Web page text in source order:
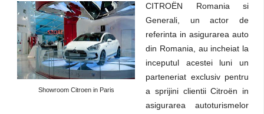
Showroom Citroen in Paris
CITROËN Romania si
Generali, un actor de
referinta in asigurarea auto
din Romania, au incheiat la
inceputul acestei luni un
parteneriat exclusiv pentru
a sprijini clientii Citroën in
asigurarea autoturismelor